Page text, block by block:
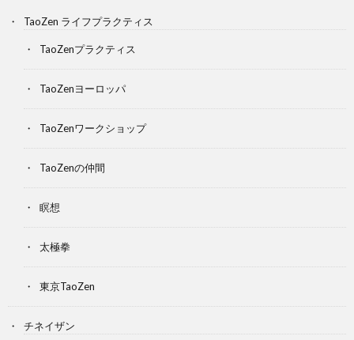
TaoZen ライフプラクティス
TaoZenプラクティス
TaoZenヨーロッパ
TaoZenワークショップ
TaoZenの仲間
瞑想
太極拳
東京TaoZen
チネイザン